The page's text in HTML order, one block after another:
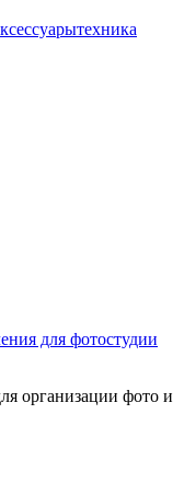
техника
для фотостудии
организации фото и